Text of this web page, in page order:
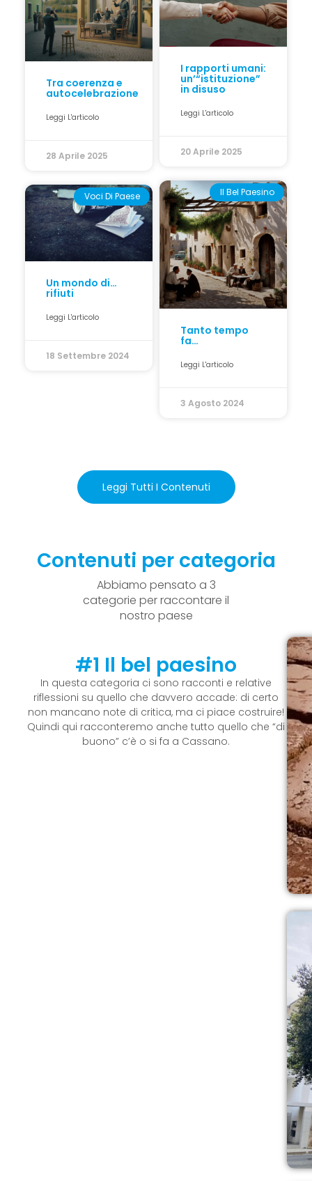
Tra coerenza e
autocelebrazione
Leggi L'articolo
28 Aprile 2025
I rapporti umani:
un’“istituzione”
in disuso
Leggi L'articolo
20 Aprile 2025
Voci Di Paese
Un mondo di…
rifiuti
Leggi L'articolo
18 Settembre 2024
Il Bel Paesino
Tanto tempo
fa…
Leggi L'articolo
3 Agosto 2024
Leggi Tutti I Contenuti
Contenuti per categoria
Abbiamo pensato a 3
categorie per raccontare il
nostro paese
#1 Il bel paesino
In questa categoria ci sono racconti e relative
riflessioni su quello che davvero accade: di certo
non mancano note di critica, ma ci piace costruire!
Quindi qui racconteremo anche tutto quello che “di
buono” c’è o si fa a Cassano.